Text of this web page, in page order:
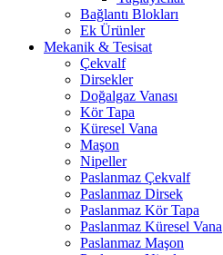
Bağlantı Blokları
Ek Ürünler
Mekanik & Tesisat
Çekvalf
Dirsekler
Doğalgaz Vanası
Kör Tapa
Küresel Vana
Maşon
Nipeller
Paslanmaz Çekvalf
Paslanmaz Dirsek
Paslanmaz Kör Tapa
Paslanmaz Küresel Vana
Paslanmaz Maşon